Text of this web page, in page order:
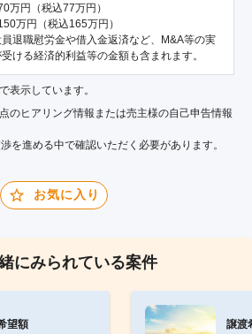
万円（税込77万円）
万円（税込165万円）
員退職慰労金や借入金返済など、M&A等の実
ける経済的利益等の金額も含まれます。
表示しています。
のヒアリング情報または売主様の自己申告情報
を進める中で確認いただく必要があります。
お気に入り
にみられている案件
望額 譲渡